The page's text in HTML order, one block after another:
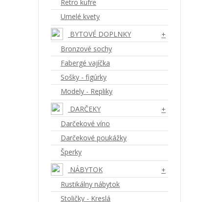
Retro kufre
Umelé kvety
BYTOVÉ DOPLNKY
+
Bronzové sochy
Fabergé vajíčka
Sošky - figúrky
Modely - Repliky
DARČEKY
+
Darčekové víno
Darčekové poukážky
Šperky
NÁBYTOK
+
Rustikálny nábytok
Stoličky - Kreslá